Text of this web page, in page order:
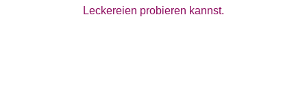
Leckereien probieren kannst.